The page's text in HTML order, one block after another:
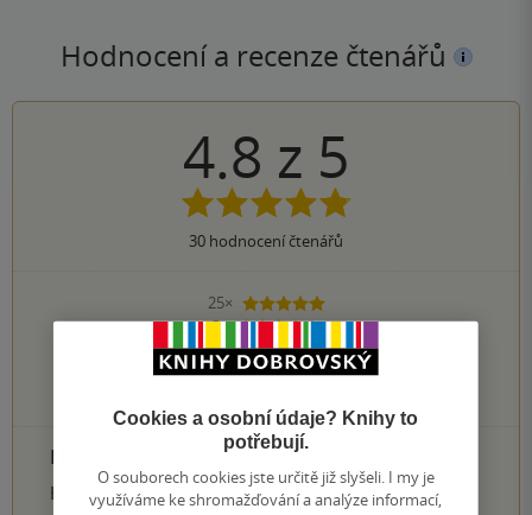
Hodnocení a recenze čtenářů
4.8 z 5
30 hodnocení čtenářů
25×
5 hvězdiček
5×
0×
3 hvězdičky
0×
2 hvězdičky
PŘIDEJTE SVÉ HODNOCENÍ PRODUKTU
Hodnocení našich knihkupců: 0.0 z 5
Cookies a osobní údaje? Knihy to
potřebují.
O souborech cookies jste určitě již slyšeli. I my je
využíváme ke shromažďování a analýze informací,